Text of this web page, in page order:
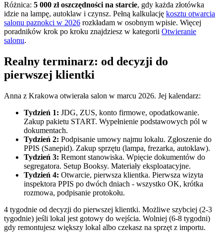
Różnica: 5 000 zł oszczędności na starcie, gdy każda złotówka
idzie na lampę, autoklaw i czynsz. Pełną kalkulację kosztu otwarcia
salonu paznokci w 2026 rozkładam w osobnym wpisie. Więcej
poradników krok po kroku znajdziesz w kategorii Otwieranie
salonu.
Realny terminarz: od decyzji do
pierwszej klientki
Anna z Krakowa otwierała salon w marcu 2026. Jej kalendarz:
Tydzień 1: JDG, ZUS, konto firmowe, opodatkowanie.
Zakup pakietu START. Wypełnienie podstawowych pól w
dokumentach.
Tydzień 2: Podpisanie umowy najmu lokalu. Zgłoszenie do
PPIS (Sanepid). Zakup sprzętu (lampa, frezarka, autoklaw).
Tydzień 3: Remont stanowiska. Wpięcie dokumentów do
segregatora. Setup Booksy. Materiały eksploatacyjne.
Tydzień 4: Otwarcie, pierwsza klientka. Pierwsza wizyta
inspektora PPIS po dwóch dniach - wszystko OK, krótka
rozmowa, podpisanie protokołu.
4 tygodnie od decyzji do pierwszej klientki. Możliwe szybciej (2-3
tygodnie) jeśli lokal jest gotowy do wejścia. Wolniej (6-8 tygodni)
gdy remontujesz większy lokal albo czekasz na sprzęt z importu.